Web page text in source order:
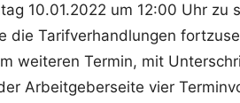
10.01.2022 um 12:00 Uhr zu
die Tarifverhandlungen
weiteren Termin, mit
Arbeitgeberseite vier